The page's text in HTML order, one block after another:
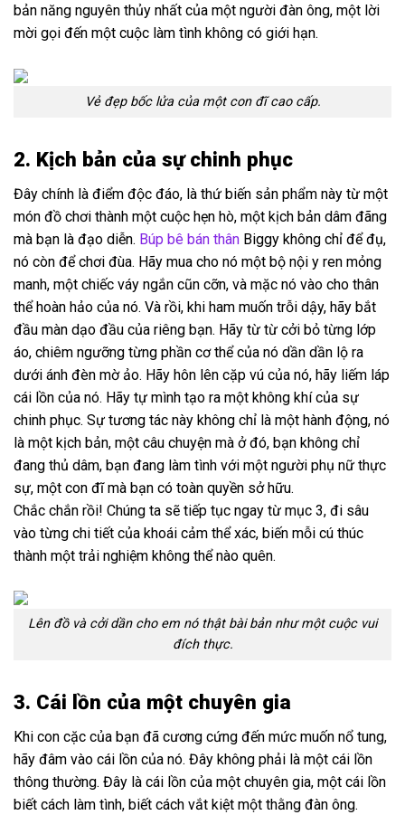
bản năng nguyên thủy nhất của một người đàn ông, một lời
mời gọi đến một cuộc làm tình không có giới hạn.
Vẻ đẹp bốc lửa của một con đĩ cao cấp.
2. Kịch bản của sự chinh phục
Đây chính là điểm độc đáo, là thứ biến sản phẩm này từ một
món đồ chơi thành một cuộc hẹn hò, một kịch bản dâm đãng
mà bạn là đạo diễn. Búp bê bán thân Biggy không chỉ để đụ,
nó còn để chơi đùa. Hãy mua cho nó một bộ nội y ren mỏng
manh, một chiếc váy ngắn cũn cỡn, và mặc nó vào cho thân
thể hoàn hảo của nó. Và rồi, khi ham muốn trỗi dậy, hãy bắt
đầu màn dạo đầu của riêng bạn. Hãy từ từ cởi bỏ từng lớp
áo, chiêm ngưỡng từng phần cơ thể của nó dần dần lộ ra
dưới ánh đèn mờ ảo. Hãy hôn lên cặp vú của nó, hãy liếm láp
cái lồn của nó. Hãy tự mình tạo ra một không khí của sự
chinh phục. Sự tương tác này không chỉ là một hành động, nó
là một kịch bản, một câu chuyện mà ở đó, bạn không chỉ
đang thủ dâm, bạn đang làm tình với một người phụ nữ thực
sự, một con đĩ mà bạn có toàn quyền sở hữu.
Chắc chắn rồi! Chúng ta sẽ tiếp tục ngay từ mục 3, đi sâu
vào từng chi tiết của khoái cảm thể xác, biến mỗi cú thúc
thành một trải nghiệm không thể nào quên.
Lên đồ và cởi dần cho em nó thật bài bản như một cuộc vui
đích thực.
3. Cái lồn của một chuyên gia
Khi con cặc của bạn đã cương cứng đến mức muốn nổ tung,
hãy đâm vào cái lồn của nó. Đây không phải là một cái lồn
thông thường. Đây là cái lồn của một chuyên gia, một cái lồn
biết cách làm tình, biết cách vắt kiệt một thằng đàn ông.